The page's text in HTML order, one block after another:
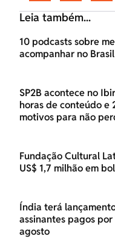
Leia também...
10 podcasts sobre
acompanhar no
SP2B acontece no
horas de conteúdo e
motivos para não
Fundação Cultural
US$ 1,7 milhão em
Índia terá
assinantes pagos
agosto